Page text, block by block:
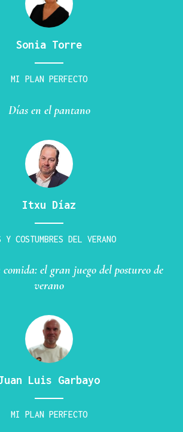
Sonia Torre
MI PLAN PERFECTO
Días en el pantano
Itxu Díaz
Y COSTUMBRES DEL VERANO
comida: el gran juego del postureo de
verano
Luis Garbayo
MI PLAN PERFECTO